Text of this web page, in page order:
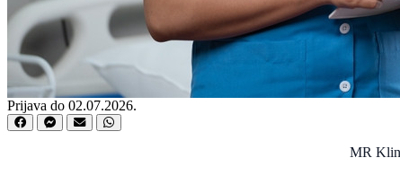
Prijava do 02.07.2026.
MR